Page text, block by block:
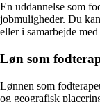
En uddannelse som
jobmuligheder. Du
eller i samarbejde
Løn som
Lønnen som
og geografisk